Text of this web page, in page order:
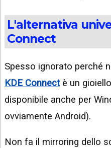
L'alternativa
Connect
Spesso ignorato perché
KDE Connectè un
disponibile anche per
ovviamente Android).
Non fa il mirroring dello